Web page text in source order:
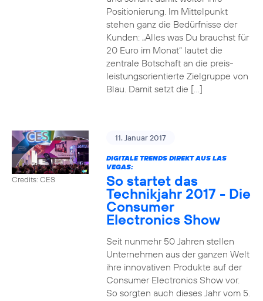
Positionierung. Im Mittelpunkt
stehen ganz die Bedürfnisse der
Kunden: „Alles was Du brauchst für
20 Euro im Monat“ lautet die
zentrale Botschaft an die preis-
leistungsorientierte Zielgruppe von
Blau. Damit setzt die […]
Credits: CES
11. Januar 2017
DIGITALE TRENDS DIREKT AUS LAS
VEGAS:
So startet das
Technikjahr 2017 - Die
Consumer
Electronics Show
Seit nunmehr 50 Jahren stellen
Unternehmen aus der ganzen Welt
ihre innovativen Produkte auf der
Consumer Electronics Show vor.
So sorgten auch dieses Jahr vom 5.